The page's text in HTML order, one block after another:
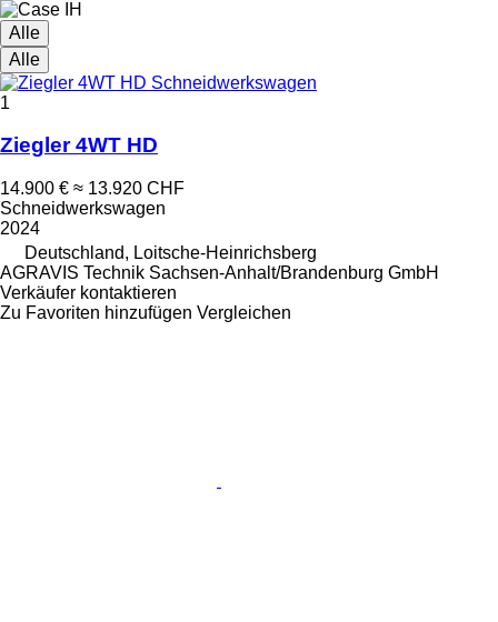
Alle
Alle
1
Ziegler 4WT HD
14.900 € ≈ 13.920 CHF
Schneidwerkswagen
2024
Deutschland, Loitsche-Heinrichsberg
AGRAVIS Technik Sachsen-Anhalt/Brandenburg GmbH
Verkäufer kontaktieren
Zu Favoriten hinzufügen Vergleichen